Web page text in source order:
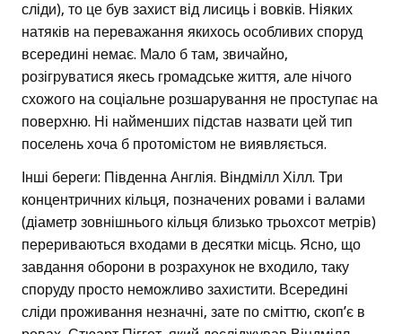
сліди), то це був захист від лисиць і вовків. Ніяких
натяків на переважання якихось особливих споруд
всередині немає. Мало б там, звичайно,
розігруватися якесь громадське життя, але нічого
схожого на соціальне розшарування не проступає на
поверхню. Ні найменших підстав назвати цей тип
поселень хоча б протомістом не виявляється.
Інші береги: Південна Англія. Віндмілл Хілл. Три
концентричних кільця, позначених ровами і валами
(діаметр зовнішнього кільця близько трьохсот метрів)
перериваються входами в десятки місць. Ясно, що
завдання оборони в розрахунок не входило, таку
споруду просто неможливо захистити. Всередині
сліди проживання незначні, зате по сміттю, скоп’є в